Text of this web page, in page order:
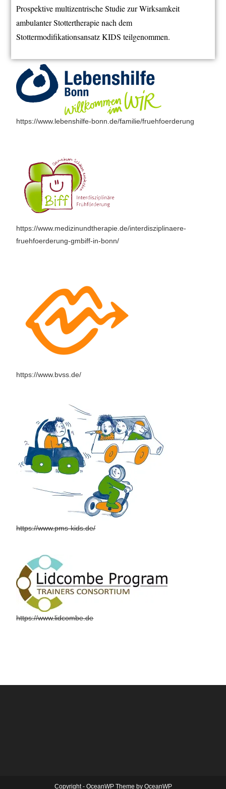
Prospektive multizentrische Studie zur Wirksamkeit
ambulanter Stottertherapie nach dem
Stottermodifikationsansatz KIDSteilgenommen.
https://www.lebenshilfe-bonn.de/familie/fruehfoerderung
https://www.medizinundtherapie.de/interdisziplinaere-
fruehfoerderung-gmbiff-in-bonn/
https://www.bvss.de/
https://www.pms-kids.de/
https://www.lidcombe.de
Copyright - OceanWP Theme by OceanWP